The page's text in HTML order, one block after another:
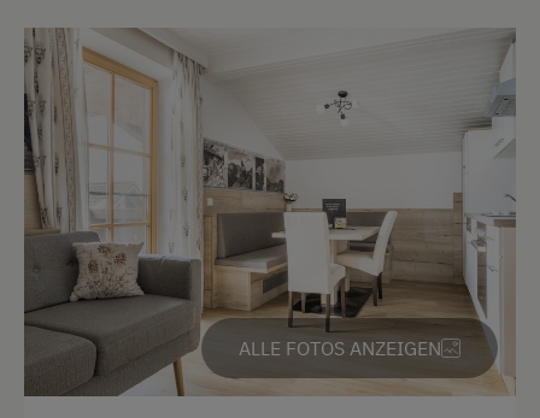
Backofen
Balkon/Terrasse
Fernseher
Garten
Getränkeerwerb im Haus
Haarföhn
Handtücher
Kaffeemaschine
ALLE FOTOS ANZEIGEN